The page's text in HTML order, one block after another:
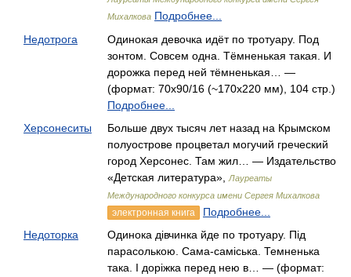
Михалкова Подробнее...
Недотрога
Одинокая девочка идёт по тротуару. Под
зонтом. Совсем одна. Тёмненькая такая. И
дорожка перед ней тёмненькая… —
(формат: 70х90/16 (~170х220 мм), 104 стр.)
Подробнее...
Херсонеситы
Больше двух тысяч лет назад на Крымском
полуострове процветал могучий греческий
город Херсонес. Там жил… — Издательство
«Детская литература»,
Лауреаты
Международного конкурса имени Сергея Михалкова
электронная книга
Подробнее...
Недоторка
Одинока дівчинка йде по тротуару. Під
парасолькою. Сама-саміська. Темненька
така. І доріжка перед нею в… — (формат: